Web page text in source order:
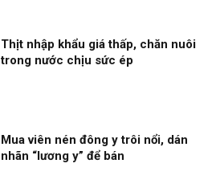
Thịt nhập khẩu giá thấp, chăn nuôi
trong nước chịu sức ép
Mua viên nén đông y trôi nổi, dán
nhãn “lương y” để bán